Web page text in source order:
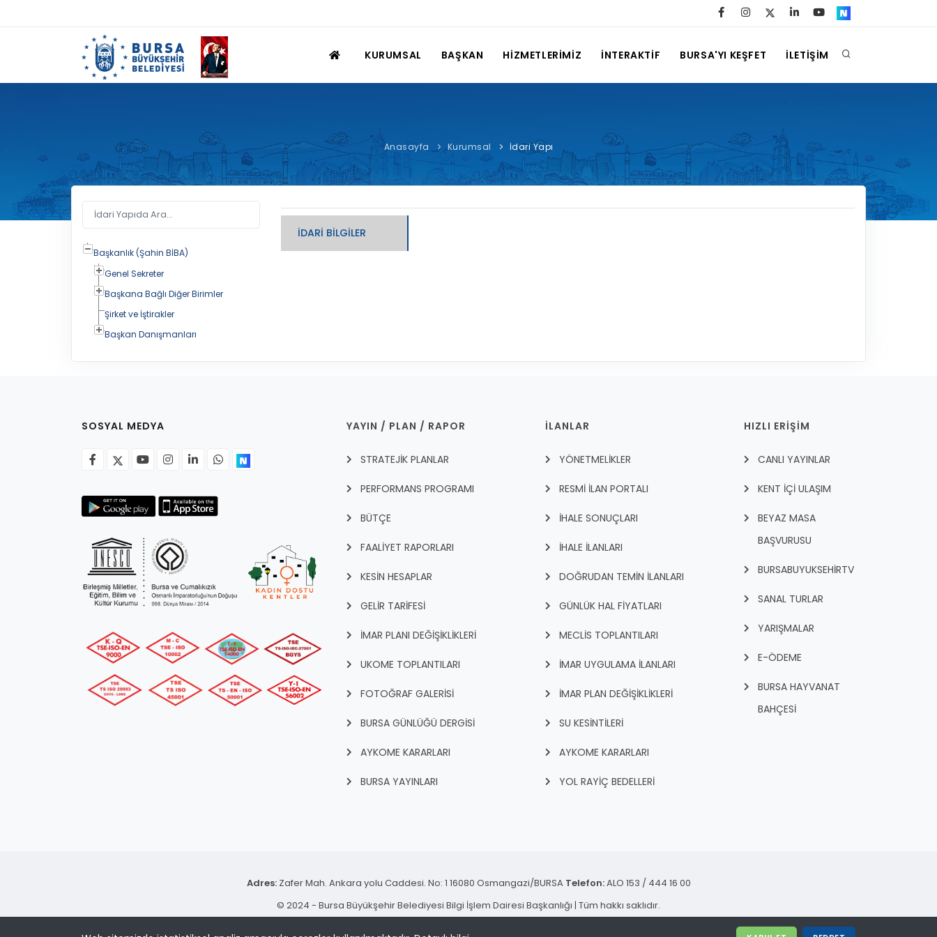
KURUMSAL BAŞKAN HİZMETLERİMİZ İNTERAKTİF BURSA'YI KEŞFET İLETİŞİM
Anasayfa Kurumsal İdari Yapı
Başkanlık (Şahin BİBA)
Genel Sekreter
Başkana Bağlı Diğer Birimler
Şirket ve İştirakler
Başkan Danışmanları
İDARI BILGILER
SOSYAL MEDYA YAYIN / PLAN / RAPOR
STRATEJİK PLANLAR
PERFORMANS PROGRAMI
BÜTÇE
FAALİYET RAPORLARI
KESİN HESAPLAR
GELİR TARİFESİ
İMAR PLANI DEĞİŞİKLİKLERİ
UKOME TOPLANTILARI
FOTOĞRAF GALERİSİ
BURSA GÜNLÜĞÜ DERGİSİ
AYKOME KARARLARI
BURSA YAYINLARI
İLANLAR
YÖNETMELİKLER
RESMİ İLAN PORTALI
İHALE SONUÇLARI
İHALE İLANLARI
DOĞRUDAN TEMİN İLANLARI
GÜNLÜK HAL FİYATLARI
MECLİS TOPLANTILARI
İMAR UYGULAMA İLANLARI
İMAR PLAN DEĞİŞİKLİKLERİ
SU KESİNTİLERİ
AYKOME KARARLARI
YOL RAYİÇ BEDELLERİ
HIZLI ERİŞİM
CANLI YAYINLAR
KENT İÇI ULAŞIM
BEYAZ MASA
BAŞVURUSU
BURSABUYUKSEHIRTV
SANAL TURLAR
YARIŞMALAR
E-ÖDEME
BURSA HAYVANAT
BAHÇESİ
Adres:Zafer Mah. Ankara yolu Caddesi. No: 1 16080 Osmangazi/BURSA Telefon:ALO 153 / 444 16 00
© 2024 - Bursa Büyükşehir Belediyesi Bilgi İşlem Dairesi Başkanlığı | Tüm hakkı saklıdır.